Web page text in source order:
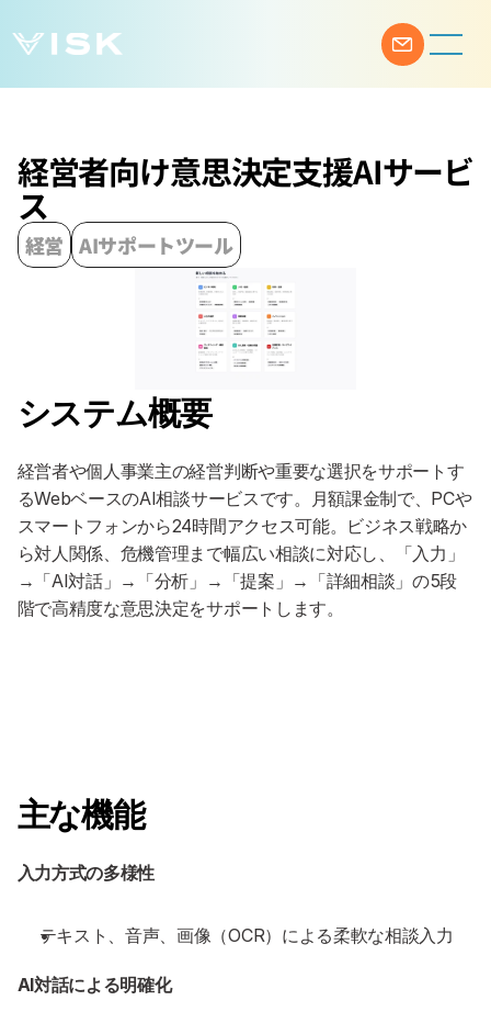
経営者向け意思決定支援AIサービ
ス
経営 AIサポートツール
システム概要
経営者や個人事業主の経営判断や重要な選択をサポートす
るWebベースのAI相談サービスです。月額課金制で、PCや
スマートフォンから24時間アクセス可能。ビジネス戦略か
ら対人関係、危機管理まで幅広い相談に対応し、「入力」
→「AI対話」→「分析」→「提案」→「詳細相談」の5段
階で高精度な意思決定をサポートします。
主な機能
入力方式の多様性
テキスト、音声、画像（OCR）による柔軟な相談入力
AI対話による明確化